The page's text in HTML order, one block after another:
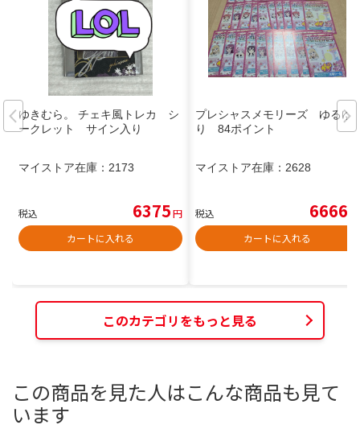
ゆきむら。 チェキ風トレカ シ
ークレット サイン入り
マイストア在庫： 2173
税込 6375円
カートに入れる
プレシャスメモリーズ ゆるゆ
り 84ポイント
マイストア在庫： 2628
税込 6666
カートに入れる
このカテゴリをもっと見る
この商品を見た人はこんな商品も見て
います